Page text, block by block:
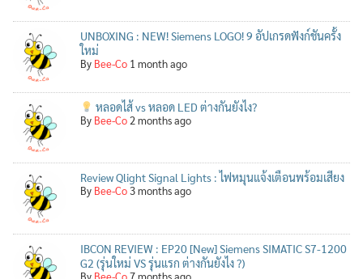
UNBOXING : NEW! Siemens LOGO! 9 อัปเกรดฟังก์ชันครั้ง
ใหม่
By Bee-Co 1 month ago
หลอดไส้ vs หลอด LED ต่างกันยังไง?
By Bee-Co2 months ago
Review Qlight Signal Lights : ไฟหมุนแจ้งเตือนพร้อมเสียง
By Bee-Co3 months ago
IBCON REVIEW : EP20 [New] Siemens SIMATIC S7-1200
G2 (รุ่นใหม่ VS รุ่นแรก ต่างกันยังไง ?)